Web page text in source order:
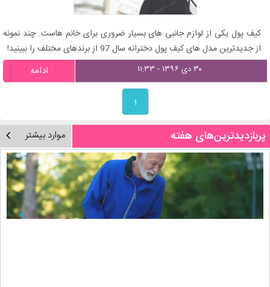
کیف پول یکی از لوازم جانبی های بسیار ضروری برای خانم هاست. چند نمونه
از جدیدترین مدل های کیف پول دخترانه سال 97 از برندهای مختلف را ببینید!
۳۰ دی ۱۳۹۶ - ۱۱:۳۳ ادامه
۱
پربازدیدترین‌های هفته موارد بیشتر